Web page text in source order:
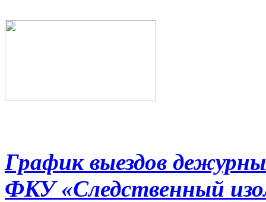
График выездов
ФКУ «Следственный